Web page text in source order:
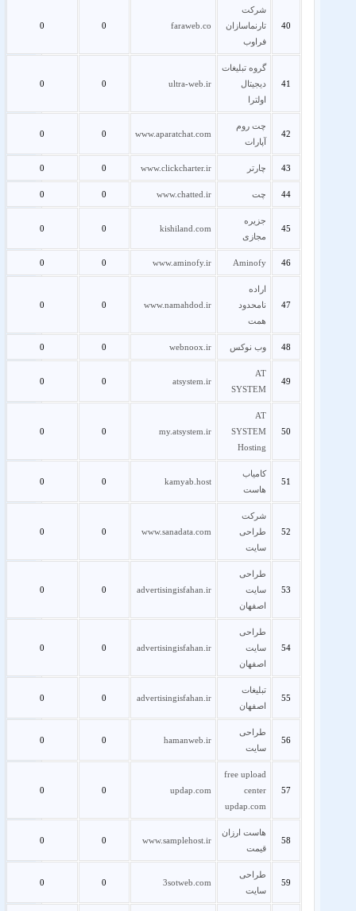
40
شرکت
تارنماسازان
فراوب
faraweb.co
0
0
41
گروه تبلیغات
دیجیتال
اولترا
ultra-web.ir
0
0
42
چت روم
آپارات
www.aparatchat.com
0
0
43 چارتر www.clickcharter.ir
0
0
44 چت www.chatted.ir
0
0
45
جزیره
مجازی
kishiland.com
0
0
46
Aminofy
www.aminofy.ir
0
0
47
اراده
نامحدود
همت
www.namahdod.ir
0
0
48 وب نوکس webnoox.ir
0
0
49
AT
SYSTEM
atsystem.ir
0
0
50
AT
SYSTEM
Hosting
my.atsystem.ir
0
0
51
کامیاب
هاست
kamyab.host
0
0
52
شرکت
طراحی
سایت
www.sanadata.com
0
0
53
طراحی
سایت
اصفهان
advertisingisfahan.ir
0
0
54
طراحی
سایت
اصفهان
advertisingisfahan.ir
0
0
55
تبلیغات
اصفهان
advertisingisfahan.ir
0
0
56
طراحی
سایت
hamanweb.ir
0
0
57
free upload
center
updap.com
updap.com
0
0
58
هاست ارزان
قیمت
www.samplehost.ir
0
0
59
طراحی
سایت
3sotweb.com
0
0